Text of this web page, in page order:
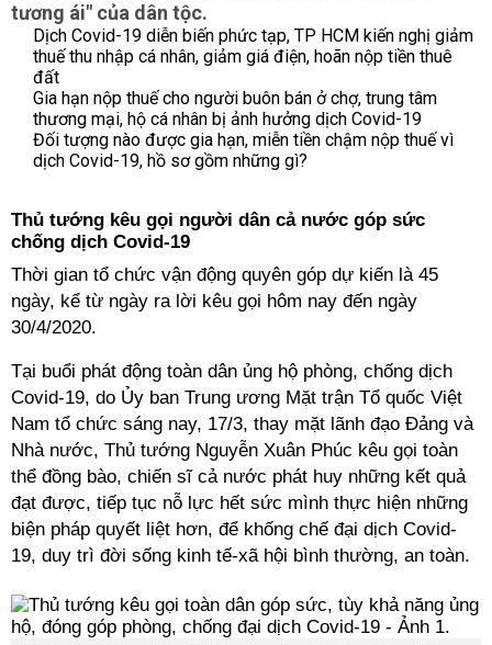
tương ái" của dân tộc.
Dịch Covid-19 diễn biến phức tạp, TP HCM kiến nghị giảm
thuế thu nhập cá nhân, giảm giá điện, hoãn nộp tiền thuê
đất
Gia hạn nộp thuế cho người buôn bán ở chợ, trung tâm
thương mại, hộ cá nhân bị ảnh hưởng dịch Covid-19
Đối tượng nào được gia hạn, miễn tiền chậm nộp thuế vì
dịch Covid-19, hồ sơ gồm những gì?
Thủ tướng kêu gọi người dân cả nước góp sức
chống dịch Covid-19
Thời gian tổ chức vận động quyên góp dự kiến là 45
ngày, kể từ ngày ra lời kêu gọi hôm nay đến ngày
30/4/2020.
Tại buổi phát động toàn dân ủng hộ phòng, chống dịch
Covid-19, do Ủy ban Trung ương Mặt trận Tổ quốc Việt
Nam tổ chức sáng nay, 17/3, thay mặt lãnh đạo Đảng và
Nhà nước, Thủ tướng Nguyễn Xuân Phúc kêu gọi toàn
thể đồng bào, chiến sĩ cả nước phát huy những kết quả
đạt được, tiếp tục nỗ lực hết sức mình thực hiện những
biện pháp quyết liệt hơn, để khống chế đại dịch Covid-
19, duy trì đời sống kinh tế-xã hội bình thường, an toàn.